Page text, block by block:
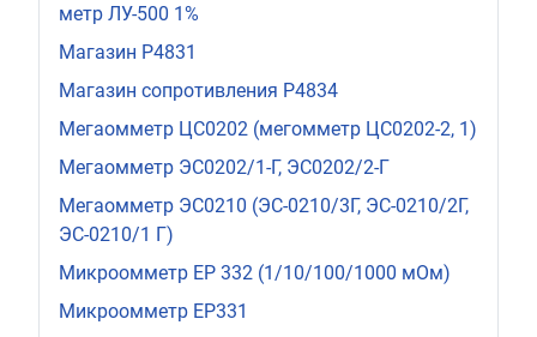
метр ЛУ-500 1%
Магазин Р4831
Магазин сопротивления Р4834
Мегаомметр ЦС0202 (мегомметр ЦС0202-2, 1)
Мегаомметр ЭС0202/1-Г, ЭС0202/2-Г
Мегаомметр ЭС0210 (ЭС-0210/3Г, ЭС-0210/2Г,
ЭС-0210/1 Г)
Микроомметр ЕР 332 (1/10/100/1000 мОм)
Микроомметр ЕР331